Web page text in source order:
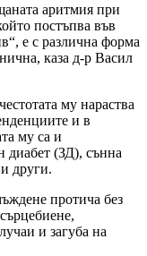
аритмия при
постъпва във
е с различна форма
каза д-р Васил
му нараства
и в
му са и
диабет (ЗД), сънна
други.
протича без
и загуба на